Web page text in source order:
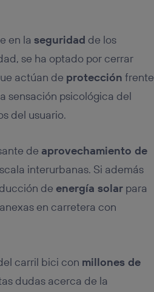
en la seguridad de los
se ha optado por cerrar
actúan de protección frente
sensación psicológica del
del usuario.
de aprovechamiento de
interurbanas. Si además
de energía solarpara
en carretera con
carril bici con millones de
dudas acerca de la